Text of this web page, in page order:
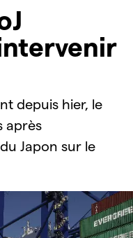
depuis hier, le
après
Japon sur le